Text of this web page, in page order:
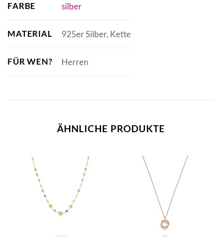
FARBE silber
MATERIAL 925er Silber, Kette
FÜR WEN? Herren
ÄHNLICHE PRODUKTE